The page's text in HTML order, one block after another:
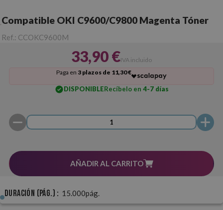
Compatible OKI C9600/C9800 Magenta Tóner
Ref.: CCOKC9600M
33,90 €IVA incluido
Paga en 3 plazos de 11,30 €
DISPONIBLERecíbelo en 4-7 días
AÑADIR AL CARRITO
Duración (pág.) : 15.000pág.